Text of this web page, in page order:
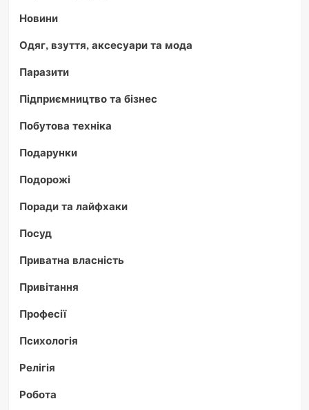
Новини
Одяг, взуття, аксесуари та мода
Паразити
Підприємництво та бізнес
Побутова техніка
Подарунки
Подорожі
Поради та лайфхаки
Посуд
Приватна власність
Привітання
Професії
Психологія
Релігія
Робота